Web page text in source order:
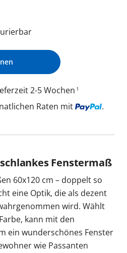
2-5 Wochen 1
Raten mit .
Fenstermaß
60x120 cm – doppelt so
eine Optik, die als dezent
wird. Wählt
kann mit den
ein wunderschönes Fenster
wie Passanten